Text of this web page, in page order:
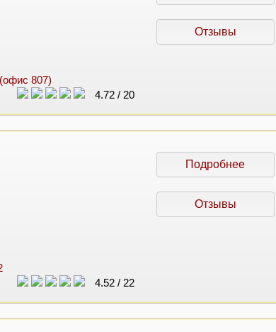
807)
4.72/ 20
Отзывы
4.52/ 22
Подробнее
Отзывы